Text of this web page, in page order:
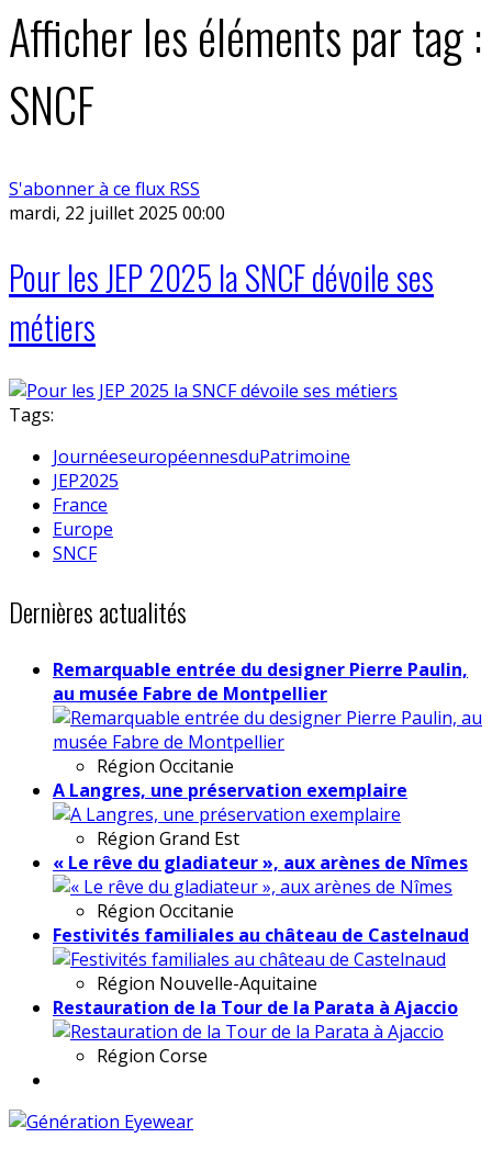
Afficher les éléments par tag :
SNCF
S'abonner à ce flux RSS
mardi, 22 juillet 2025 00:00
Pour les JEP 2025 la SNCF dévoile ses
métiers
Tags:
JournéeseuropéennesduPatrimoine
JEP2025
France
Europe
SNCF
Dernières actualités
Remarquable entrée du designer Pierre Paulin,
au musée Fabre de Montpellier
Région Occitanie
A Langres, une préservation exemplaire
Région Grand Est
« Le rêve du gladiateur », aux arènes de Nîmes
Région Occitanie
Festivités familiales au château de Castelnaud
Région Nouvelle-Aquitaine
Restauration de la Tour de la Parata à Ajaccio
Région Corse